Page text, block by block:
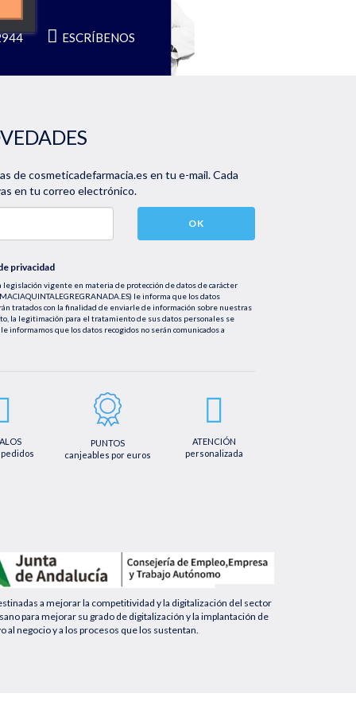
ESCRÍBENOS
de cosmeticadefarmacia.es en tu e-mail. Cada
en tu correo electrónico.
OK
privacidad
vigente en materia de protección de datos de carácter
le informa que los datos
tratados con la finalidad de enviarle de información sobre nuestras
la legitimación para el tratamiento de sus datos personales se
informamos que los datos recogidos no serán comunicados a
info@farmaciaquintalegregranada.es, así como a través de los
politica-privacidad/
PUNTOS
canjeables por euros
ATENCIÓN
personalizada
a mejorar la competitividad y la digitalización del sector
para mejorar su grado de digitalización y la implantación de
negocio y a los procesos que los sustentan.